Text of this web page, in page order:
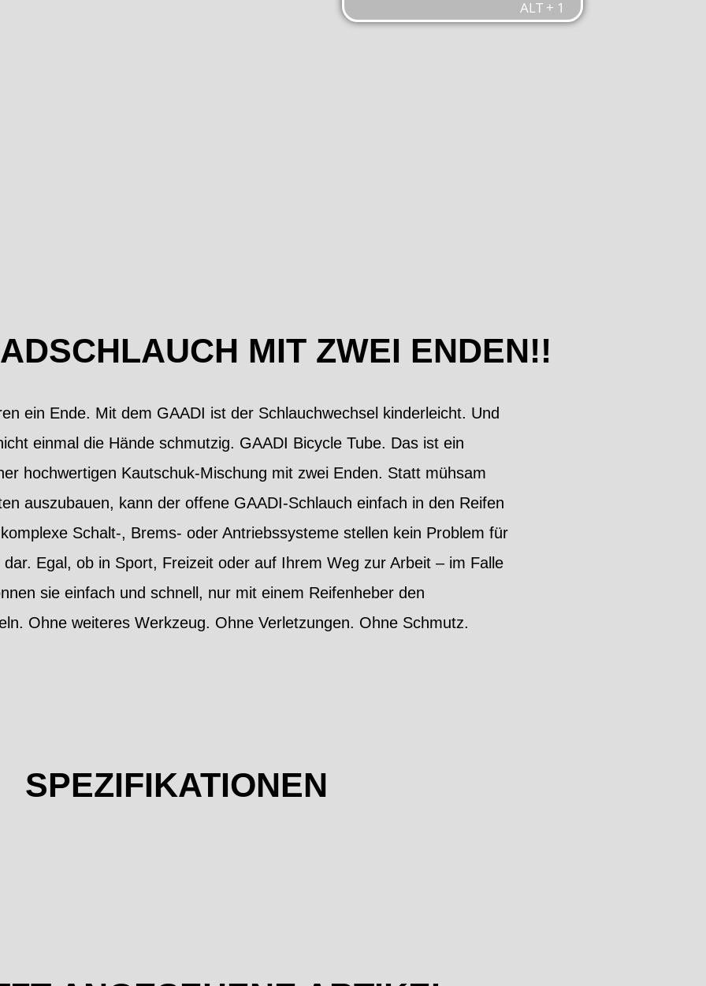
MIT ZWEI ENDEN!!
ein Ende. Mit dem GAADI ist der Schlauchwechsel kinderleicht. Und
einmal die Hände schmutzig. GAADI Bicycle Tube. Das ist ein
hochwertigen Kautschuk-Mischung mit zwei Enden. Statt mühsam
auszubauen, kann der offene GAADI-Schlauch einfach in den Reifen
Schalt-, Brems- oder Antriebssysteme stellen kein Problem für
Egal, ob in Sport, Freizeit oder auf Ihrem Weg zur Arbeit – im Falle
sie einfach und schnell, nur mit einem Reifenheber den
Ohne weiteres Werkzeug. Ohne Verletzungen. Ohne Schmutz.
SPEZIFIKATIONEN